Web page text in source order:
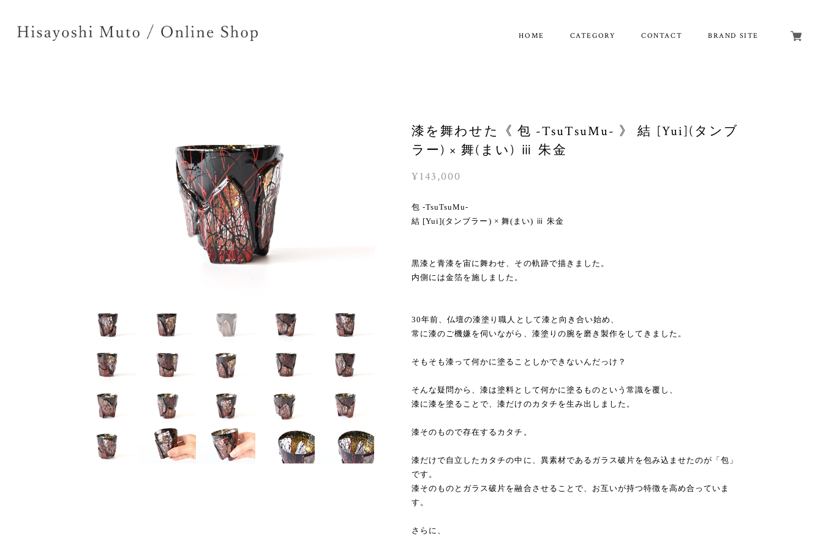
HOME CATEGORY CONTACT BRAND SITE
漆を舞わせた《 包 -TsuTsuMu- 》 結 [Yui](タンブ
ラー) × 舞(まい) ⅲ 朱金
¥143,000
包 -TsuTsuMu-
結 [Yui](タンブラー) × 舞(まい) ⅲ 朱金
黒漆と青漆を宙に舞わせ、その軌跡で描きました。
内側には金箔を施しました。
30年前、仏壇の漆塗り職人として漆と向き合い始め、
常に漆のご機嫌を伺いながら、漆塗りの腕を磨き製作をしてきました。
そもそも漆って何かに塗ることしかできないんだっけ？
そんな疑問から、漆は塗料として何かに塗るものという常識を覆し、
漆に漆を塗ることで、漆だけのカタチを生み出しました。
漆そのもので存在するカタチ。
漆だけで自立したカタチの中に、異素材であるガラス破片を包み込ませたのが「包」
です。
漆そのものとガラス破片を融合させることで、お互いが持つ特徴を高め合っていま
す。
さらに、